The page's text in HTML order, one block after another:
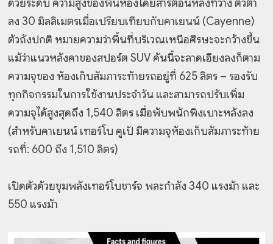
ด้วยระดับ ความสูงของพื้นห้องโดยสารตอนหลังที่วาง ตัวต่ำ
ลง 30 มิลลิเมตรเมื่อเปรียบเทียบกับคาเยนน์ (Cayenne)
ตัวถังปกติ หมายความว่าพื้นที่บริเวณเหนือศีรษะจะกว้างขึ้น
แม้ว่าแนวหลังคาของสปอร์ต SUV คันนี้จะลาดเอียงลงก็ตาม
ความจุของ ห้องเก็บสัมภาระท้ายรถอยู่ที่ 625 ลิตร – รองรับ
ทุกกิจกรรมในการใช้งานประจำวัน และสามารถปรับเพิ่ม
ความจุได้สูงสุดถึง 1,540 ลิตร เมื่อพับพนักพิงเบาะหลังลง
(สำหรับคาเยนน์ เทอร์โบ คูเป้ มีความจุห้องเก็บสัมภาระท้าย
รถที่: 600 ถึง 1,510 ลิตร)
เปิดตัวด้วยขุมพลังเทอร์โบชาร์จ พละกำลัง 340 แรงม้า และ
550 แรงม้า